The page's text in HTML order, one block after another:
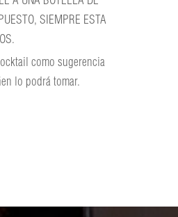
SIEMPRE ESTA
como sugerencia
lo podrá tomar.